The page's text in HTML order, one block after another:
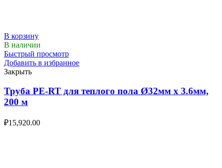
В корзину
В наличии
Быстрый просмотр
Добавить в избранное
Закрыть
Труба PE-RT для теплого пола Ø32мм х 3.6мм,
200 м
₽15,920.00